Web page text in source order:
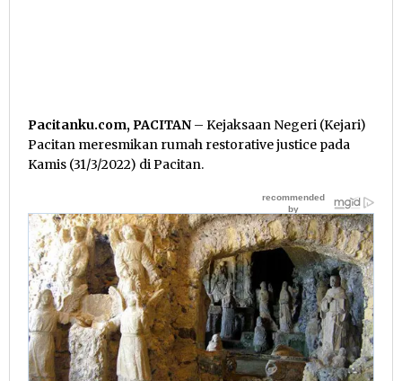
Pacitanku.com, PACITAN – Kejaksaan Negeri (Kejari)
Pacitan meresmikan rumah restorative justice pada
Kamis (31/3/2022) di Pacitan.